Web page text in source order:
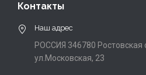
Контакты
Наш адрес
РОССИЯ 346780 Ростовская
ул.Московская, 23